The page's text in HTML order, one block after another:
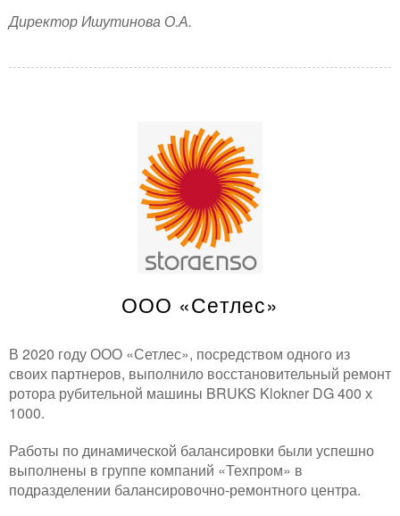
Директор Ишутинова О.А.
ООО «Сетлес»
В 2020 году ООО «Сетлес», посредством одного из
своих партнеров, выполнило восстановительный ремонт
ротора рубительной машины BRUKS Klokner DG 400 х
1000.
Работы по динамической балансировки были успешно
выполнены в группе компаний «Техпром» в
подразделении балансировочно-ремонтного центра.